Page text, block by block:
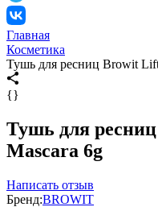
Главная
Косметика
Тушь для ресниц Browit
{}
Тушь для
Mascara 6g
Написать отзыв
Бренд:BROWIT